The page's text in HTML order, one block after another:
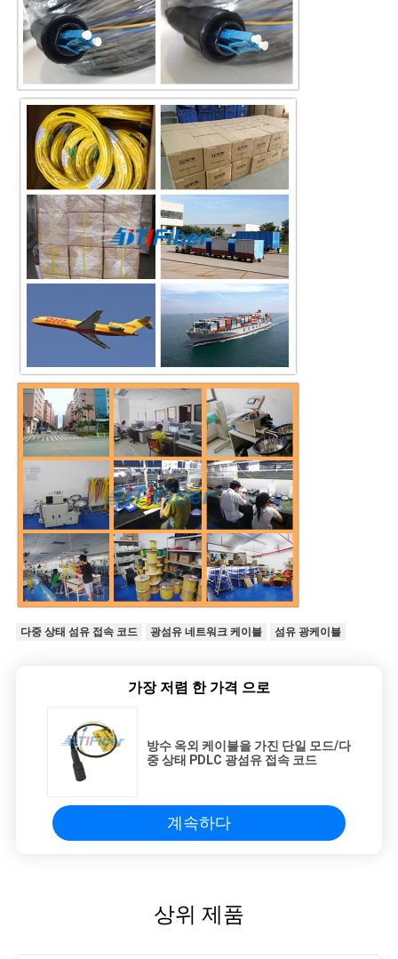
다중 상태 섬유 접속 코드 광섬유 네트워크 케이블 섬유 광케이블
가장 저렴 한 가격 으로
방수 옥외 케이블을 가진 단일 모드/다
중 상태 PDLC 광섬유 접속 코드
계속하다
상위 제품